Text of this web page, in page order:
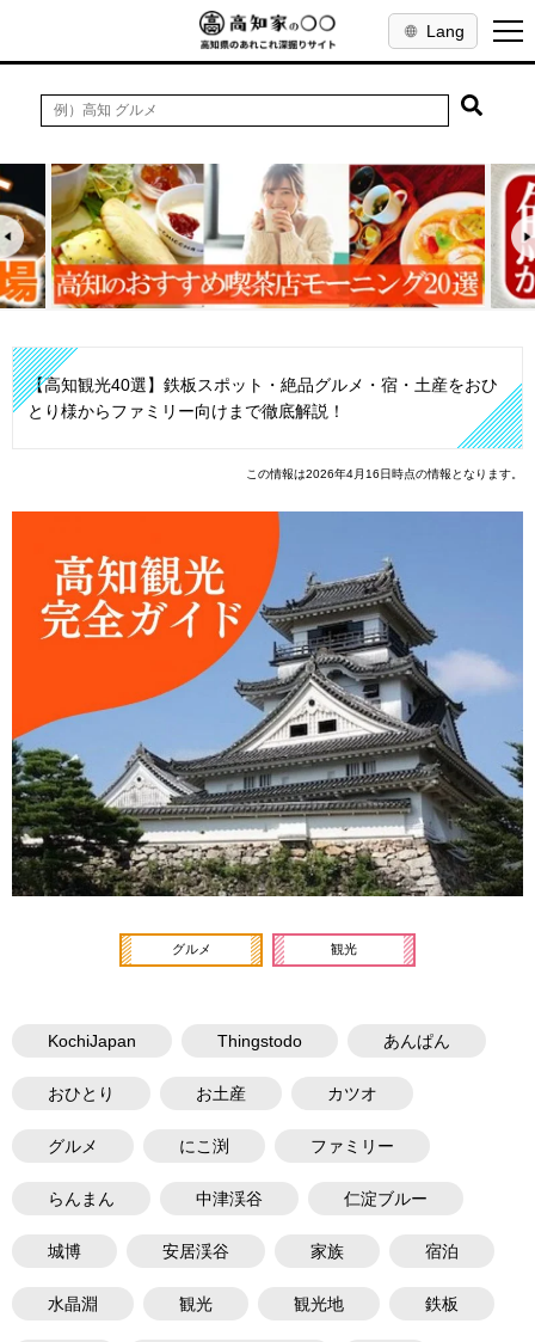
Lang
【高知観光40選】鉄板スポット・絶品グルメ・宿・土産をおひ
とり様からファミリー向けまで徹底解説！
この情報は2026年4月16日時点の情報となります。
グルメ 観光
KochiJapan Thingstodo あんぱん
おひとり お土産 カツオ
グルメ にこ渕 ファミリー
らんまん 中津渓谷 仁淀ブルー
城博 安居渓谷 家族 宿泊
水晶淵 観光 観光地 鉄板